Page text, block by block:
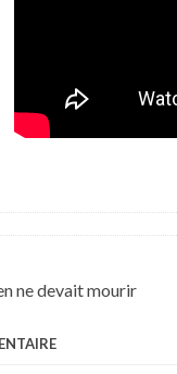
ne devait mourir